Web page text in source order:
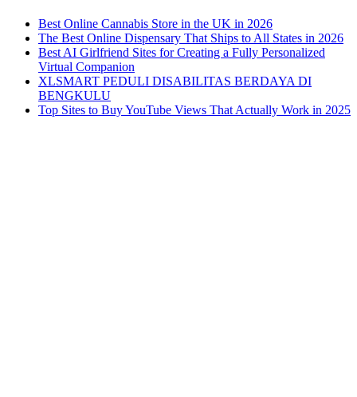
Best Online Cannabis Store in the UK in 2026
The Best Online Dispensary That Ships to All States in 2026
Best AI Girlfriend Sites for Creating a Fully Personalized
Virtual Companion
XLSMART PEDULI DISABILITAS BERDAYA DI
BENGKULU
Top Sites to Buy YouTube Views That Actually Work in 2025